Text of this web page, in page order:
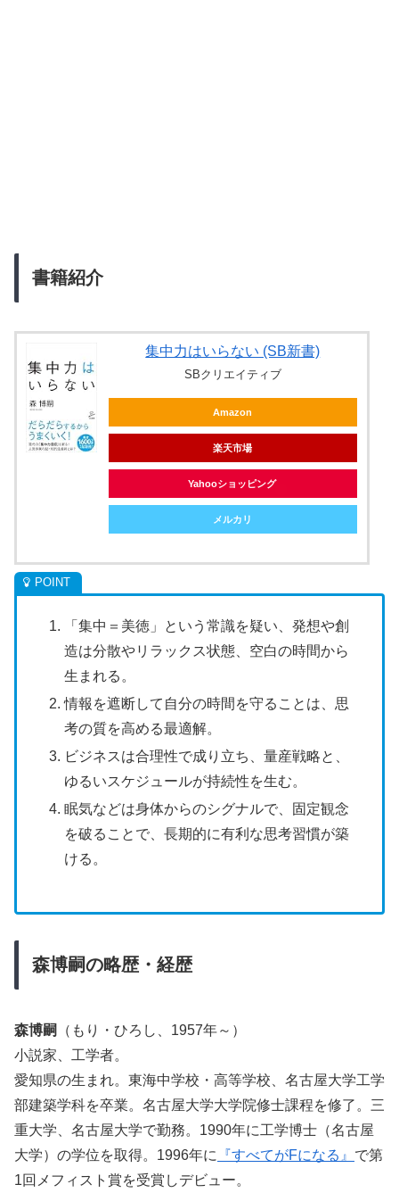
書籍紹介
集中力はいらない (SB新書)
SBクリエイティブ
Amazon
楽天市場
Yahooショッピング
メルカリ
「集中＝美徳」という常識を疑い、発想や創
造は分散やリラックス状態、空白の時間から
生まれる。
情報を遮断して自分の時間を守ることは、思
考の質を高める最適解。
ビジネスは合理性で成り立ち、量産戦略と、
ゆるいスケジュールが持続性を生む。
眠気などは身体からのシグナルで、固定観念
を破ることで、長期的に有利な思考習慣が築
ける。
森博嗣の略歴・経歴
森博嗣
（もり・ひろし、1957年～）
小説家、工学者。
愛知県の生まれ。東海中学校・高等学校、名古屋大学工学
部建築学科を卒業。名古屋大学大学院修士課程を修了。三
重大学、名古屋大学で勤務。1990年に工学博士（名古屋
大学）の学位を取得。1996年に
『すべてがFになる』 で第
1回メフィスト賞を受賞しデビュー。